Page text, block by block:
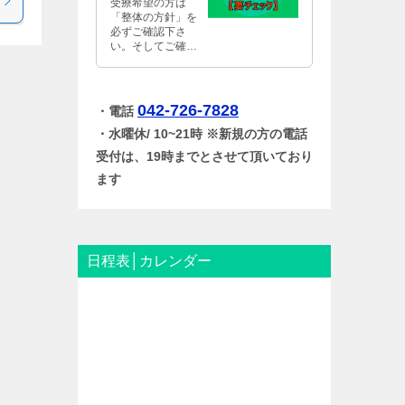
受療希望の方は
「整体の方針」を
必ずご確認下さ
い。そしてご確認
ご協力のほうどう
か宜しくお願い致
します。
・電話 042-726-7828
・水曜休/ 10~21時 ※新規の方の電話
受付は、19時までとさせて頂いており
ます
日程表│カレンダー